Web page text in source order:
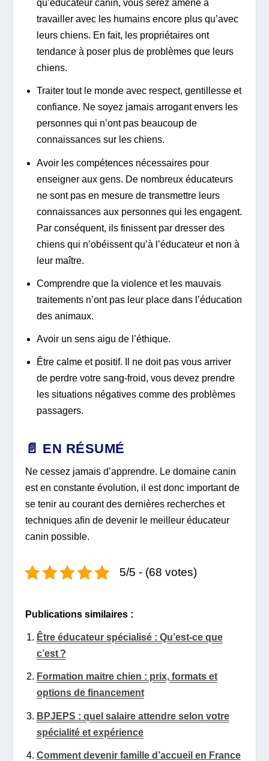
qu’éducateur canin, vous serez amené à
travailler avec les humains encore plus qu’avec
leurs chiens. En fait, les propriétaires ont
tendance à poser plus de problèmes que leurs
chiens.
Traiter tout le monde avec respect, gentillesse et
confiance. Ne soyez jamais arrogant envers les
personnes qui n’ont pas beaucoup de
connaissances sur les chiens.
Avoir les compétences nécessaires pour
enseigner aux gens. De nombreux éducateurs
ne sont pas en mesure de transmettre leurs
connaissances aux personnes qui les engagent.
Par conséquent, ils finissent par dresser des
chiens qui n’obéissent qu’à l’éducateur et non à
leur maître.
Comprendre que la violence et les mauvais
traitements n’ont pas leur place dans l’éducation
des animaux.
Avoir un sens aigu de l’éthique.
Être calme et positif. Il ne doit pas vous arriver
de perdre votre sang-froid, vous devez prendre
les situations négatives comme des problèmes
passagers.
📄 EN RÉSUMÉ
Ne cessez jamais d’apprendre. Le domaine canin
est en constante évolution, il est donc important de
se tenir au courant des dernières recherches et
techniques afin de devenir le meilleur éducateur
canin possible.
5/5 - (68 votes)
Publications similaires :
Être éducateur spécialisé : Qu’est-ce que
c’est ?
Formation maitre chien : prix, formats et
options de financement
BPJEPS : quel salaire attendre selon votre
spécialité et expérience
Comment devenir famille d’accueil en France